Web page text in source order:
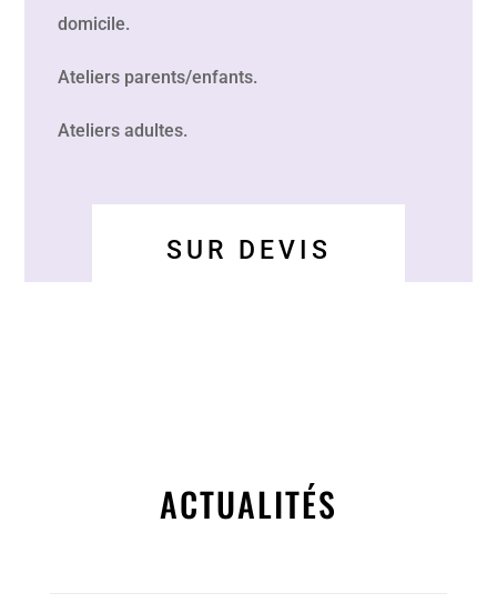
domicile.
Ateliers parents/enfants.
Ateliers adultes.
SUR DEVIS
ACTUALITÉS